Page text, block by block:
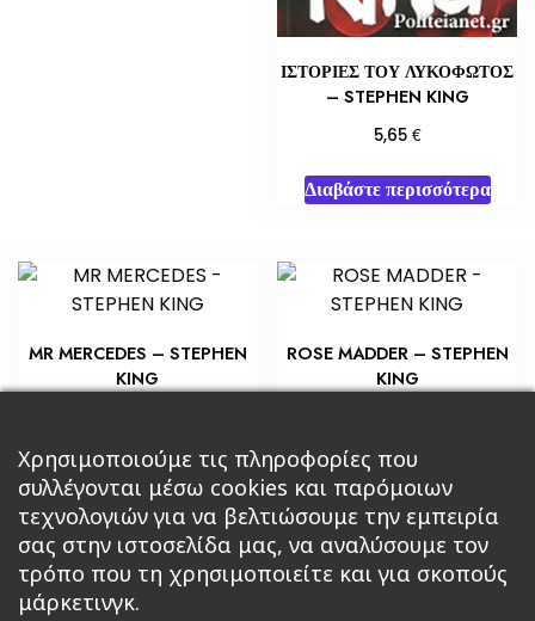
ΙΣΤΟΡΙΕΣ ΤΟΥ ΛΥΚΟΦΩΤΟΣ
– STEPHEN KING
5,65 €
Διαβάστε περισσότερα
MR MERCEDES – STEPHEN
KING
Προσθήκη στο καλάθι
ROSE MADDER – STEPHEN
KING
Προσθήκη στο καλάθι
Χρησιμοποιούμε τις πληροφορίες που
συλλέγονται μέσω cookies και παρόμοιων
τεχνολογιών για να βελτιώσουμε την εμπειρία
σας στην ιστοσελίδα μας, να αναλύσουμε τον
τρόπο που τη χρησιμοποιείτε και για σκοπούς
μάρκετινγκ.